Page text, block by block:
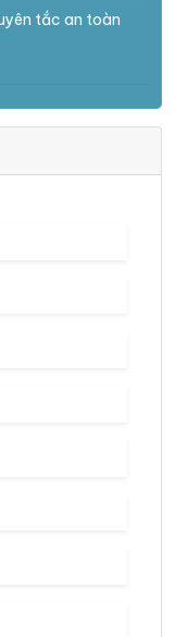
tắc an toàn